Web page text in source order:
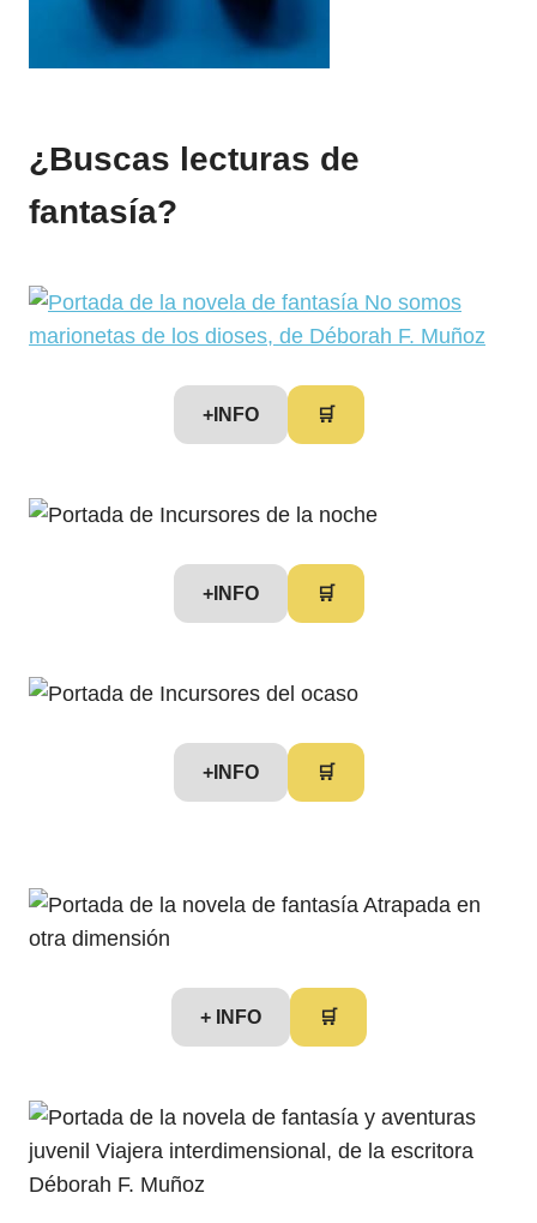
¿Buscas lecturas de
fantasía?
+INFO 🛒
+INFO 🛒
+INFO 🛒
+ INFO 🛒